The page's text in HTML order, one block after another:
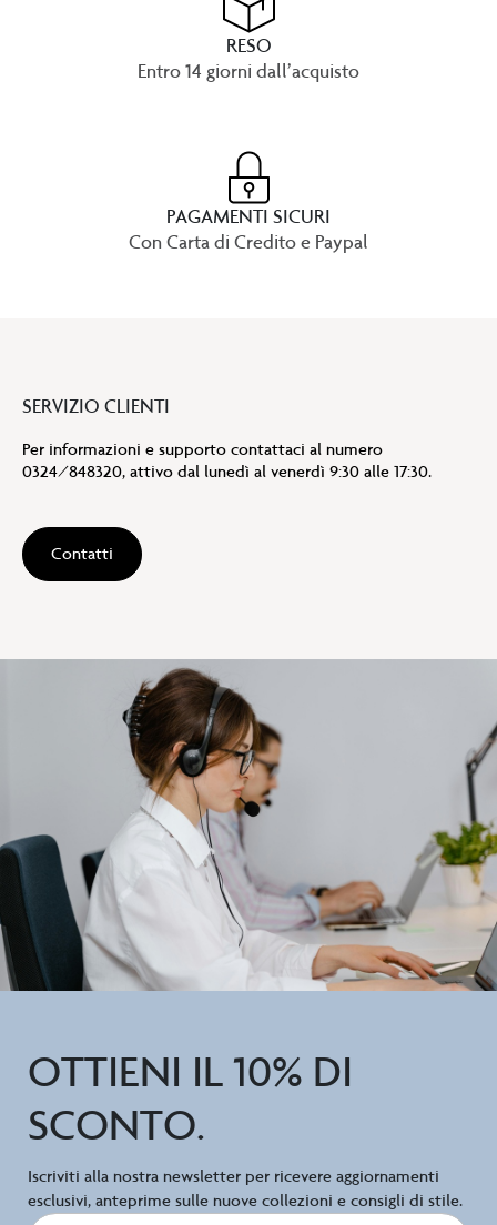
RESO
Entro 14 giorni dall’acquisto
PAGAMENTI SICURI
Con Carta di Credito e Paypal
SERVIZIO CLIENTI
Per informazioni e supporto contattaci al numero
0324/848320, attivo dal lunedì al venerdì 9:30 alle 17:30.
Contatti
OTTIENI IL 10% DI
SCONTO.
Iscriviti alla nostra newsletter per ricevere aggiornamenti
esclusivi, anteprime sulle nuove collezioni e consigli di stile.